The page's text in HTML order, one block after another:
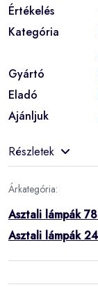
Értékelés
Kategória
Gyártó
Eladó
Ajánljuk
Részletek
Árkategória:
Asztali lámpák
Asztali lámpák